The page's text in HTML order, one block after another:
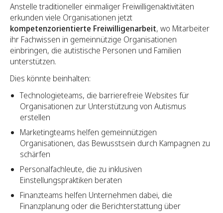
Anstelle traditioneller einmaliger Freiwilligenaktivitäten
erkunden viele Organisationen jetzt
kompetenzorientierte Freiwilligenarbeit, wo Mitarbeiter
ihr Fachwissen in gemeinnützige Organisationen
einbringen, die autistische Personen und Familien
unterstützen.
Dies könnte beinhalten:
Technologieteams, die barrierefreie Websites für
Organisationen zur Unterstützung von Autismus
erstellen
Marketingteams helfen gemeinnützigen
Organisationen, das Bewusstsein durch Kampagnen zu
schärfen
Personalfachleute, die zu inklusiven
Einstellungspraktiken beraten
Finanzteams helfen Unternehmen dabei, die
Finanzplanung oder die Berichterstattung über